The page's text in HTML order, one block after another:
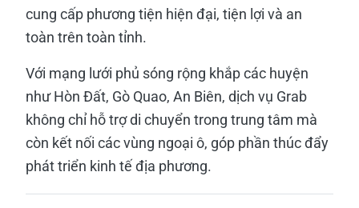
cung cấp phương tiện hiện đại, tiện lợi và an
toàn trên toàn tỉnh.
Với mạng lưới phủ sóng rộng khắp các huyện
như Hòn Đất, Gò Quao, An Biên, dịch vụ Grab
không chỉ hỗ trợ di chuyển trong trung tâm mà
còn kết nối các vùng ngoại ô, góp phần thúc đẩy
phát triển kinh tế địa phương.